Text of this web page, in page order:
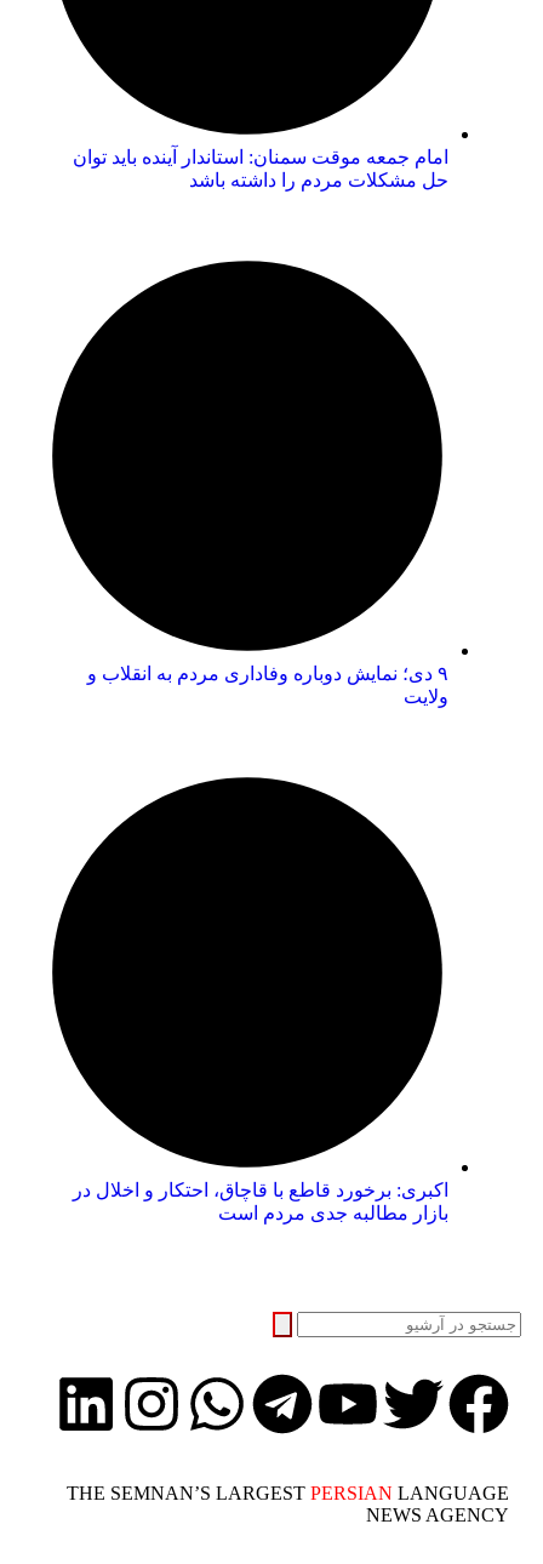
امام جمعه موقت سمنان: استاندار آینده باید توان
حل مشکلات مردم را داشته باشد
۹ دی؛ نمایش دوباره وفاداری مردم به انقلاب و
ولایت
اکبری: برخورد قاطع با قاچاق، احتکار و اخلال در
بازار مطالبه جدی مردم است
THE SEMNAN’S LARGESTPERSIANLANGUAGE
NEWS AGENCY